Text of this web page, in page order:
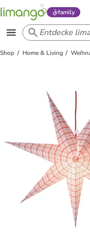
family
Shop Home & Living